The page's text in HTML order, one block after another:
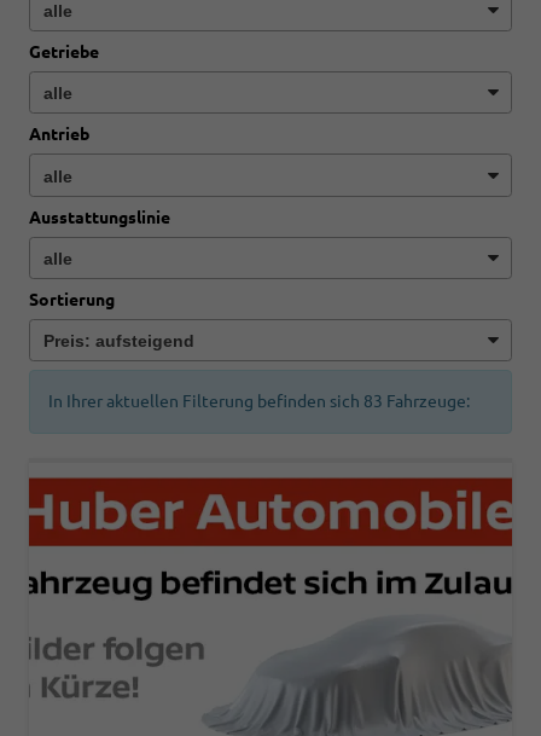
Getriebe
Antrieb
Ausstattungslinie
Sortierung
In Ihrer aktuellen Filterung befinden sich 83 Fahrzeuge: